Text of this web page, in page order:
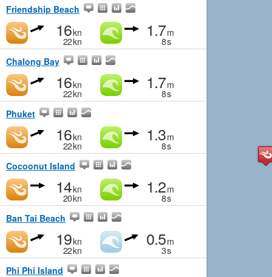
Friendship Beach
16kn
22kn
1.7m
8s
Chalong Bay
16kn
22kn
1.7m
8s
Phuket
16kn
22kn
1.3m
8s
Cocoonut Island
14kn
20kn
1.2m
8s
Ban Tai Beach
19kn
22kn
0.5m
3s
Phi Phi Island